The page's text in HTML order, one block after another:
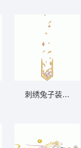
花 刺绣兔子装饰图案